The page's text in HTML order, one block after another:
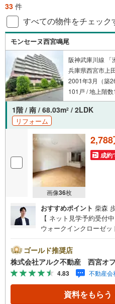
33 件
すべての物件をチェック
モンセーヌ西宮鳴尾
阪神武庫川線 「
兵庫県西宮市上
2001年3月（築
101戸 / 地上階
1階 / 南 / 68.03m2 / 2LDK
リフォーム
画像36枚
成約
おすすめポイント 柴森
【 ネット見学予約受付
ウォークインクローゼ
すめポイント 】■17.40
■南向きにつき陽当たり
K！■LDK約15.8帖の開放
ゼット2ヶ所完備！【リ
成）】＜水回り新規交
イレ/浴室シャワー水栓
ゴールド推奨店
株式会社アルク不動産 西宮オ
4.83 不動産会
資料をもらう